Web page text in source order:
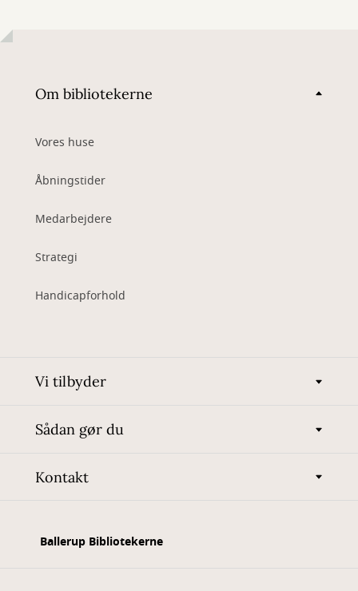
Om bibliotekerne
Vores huse
Åbningstider
Medarbejdere
Strategi
Handicapforhold
Vi tilbyder
Sådan gør du
Kontakt
Ballerup Bibliotekerne